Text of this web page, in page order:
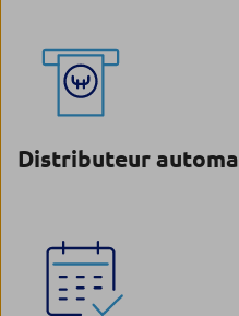
Distributeur